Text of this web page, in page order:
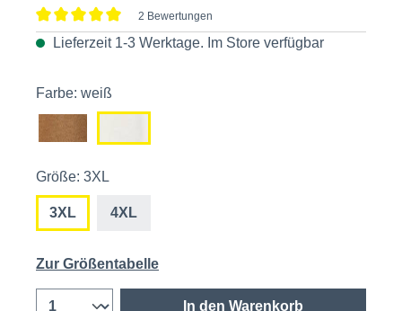
Durchschnittliche Bewertung von 5 von 5 Sternen
2 Bewertungen
Lieferzeit 1-3 Werktage. Im Store verfügbar
Farbe: weiß
Größe: 3XL
3XL 4XL
Zur Größentabelle
In den Warenkorb